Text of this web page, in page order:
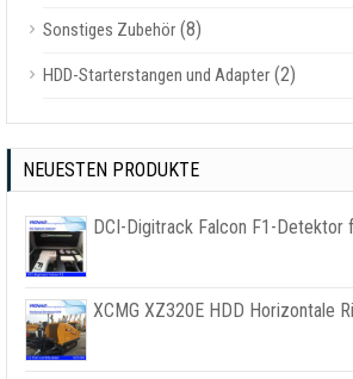
Sonstiges Zubehör (8)
HDD-Starterstangen und Adapter (2)
NEUESTEN PRODUKTE
DCI-Digitrack Falcon F1-Detektor
XCMG XZ320E HDD Horizontale